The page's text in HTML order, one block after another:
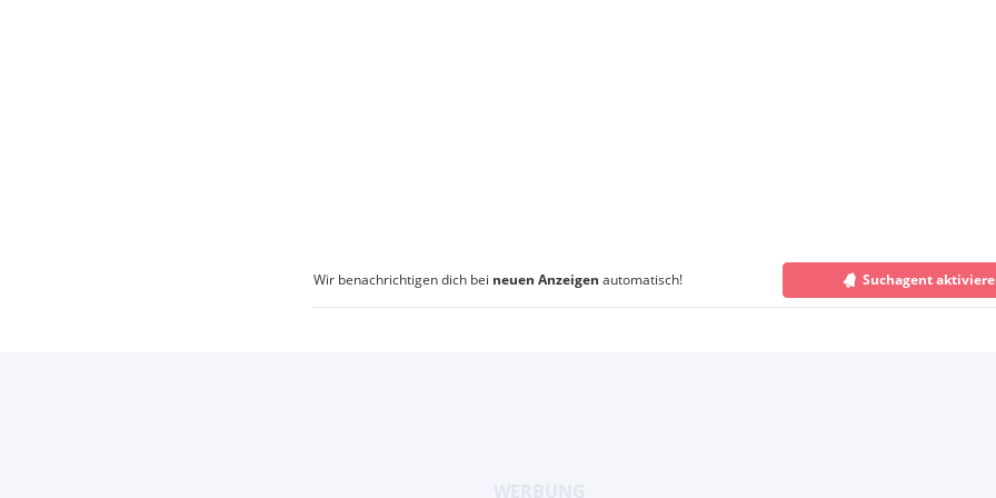
Wir benachrichtigen dich bei neuen Anzeigen automatisch! Suchagent